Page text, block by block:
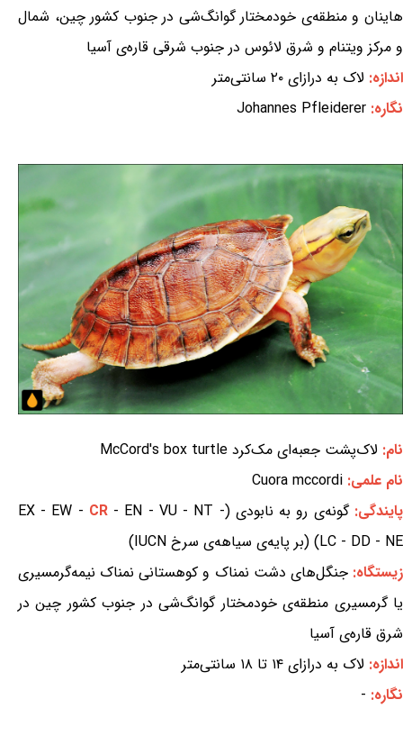
هاینان و منطقه‌ی خودمختار گوانگ‌شی در جنوب کشور چین، شمال
و مرکز ویتنام و شرق لائوس در جنوب شرقی قاره‌ی آسیا
اندازه: لاک به درازای ۲۰ سانتی‌متر
نگاره: Johannes Pfleiderer
نام: لاک‌پشت جعبه‌ای مک‌کرد McCord's box turtle
نام علمی: Cuora mccordi
پایندگی:گونه‌ی رو به نابودی (EX - EW - CR - EN - VU - NT -
LC - DD - NE) (بر پایه‌ی سیاهه‌ی سرخ IUCN)
زیستگاه:جنگل‌های دشت نمناک و کوهستانی نمناک نیمه‌گرمسیری
یا گرمسیری منطقه‌ی خودمختار گوانگ‌شی در جنوب کشور چین در
شرق قاره‌ی آسیا
اندازه: لاک به درازای ۱۴ تا ۱۸ سانتی‌متر
نگاره: -